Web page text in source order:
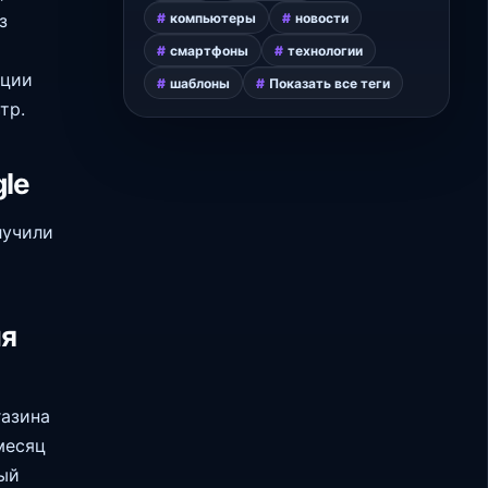
компьютеры
новости
смартфоны
технологии
шаблоны
Показать все теги